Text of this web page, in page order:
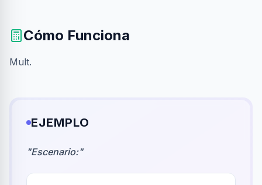
Cómo Funciona
Mult.
EJEMPLO
"Escenario:"